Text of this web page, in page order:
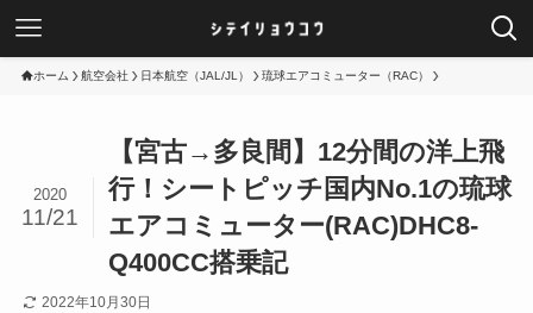
ホーム 航空会社 日本航空（JAL/JL） 琉球エアコミューター（RAC）
【宮古→多良間】12分間の洋上飛
行！シートピッチ国内No.1の琉球
エアコミューター(RAC)DHC8-
Q400CC搭乗記
2020
11/21
2022年10月30日